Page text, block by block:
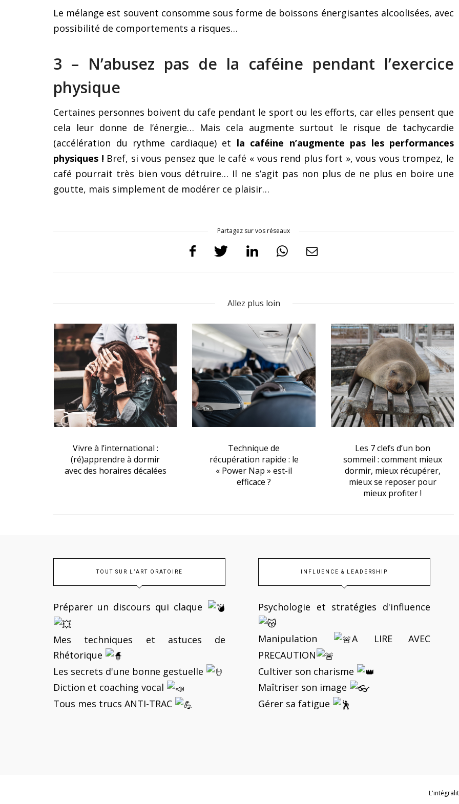
Le mélange est souvent consomme sous forme de boissons énergisantes alcoolisées, avec
possibilité de comportements a risques…
3 – N’abusez pas de la caféine pendant l’exercice
physique
Certaines personnes boivent du cafe pendant le sport ou les efforts, car elles pensent que
cela leur donne de l’énergie… Mais cela augmente surtout le risque de tachycardie
(accélération du rythme cardiaque) et la caféine n’augmente pas les performances
physiques ! Bref, si vous pensez que le café « vous rend plus fort », vous vous trompez, le
café pourrait très bien vous détruire… Il ne s’agit pas non plus de ne plus en boire une
goutte, mais simplement de modérer ce plaisir…
Partagez sur vos réseaux
Allez plus loin
Technique de
récupération rapide : le
« Power Nap » est-il
Les 7 clefs d’un bon
sommeil : comment mieux
dormir, mieux récupérer,
mieux se reposer pour
Technique de leadership :
mieux maîtriser son
sommeil pour décupler
son influence et son
pouvoir d’action
Surmonter son trac et ses
« l’identification au soi »
surmonter le trac et les
émotions
public !
TOUT SUR L’ART ORATOIRE
Préparer un discours qui claque
Mes techniques et astuces de
Rhétorique
Les secrets d'une bonne gestuelle
Diction et coaching vocal
Tous mes trucs ANTI-TRAC
INFLUENCE & LEADERSHIP
Psychologie et stratégies d'influence
Manipulation
A LIRE AVEC
PRECAUTION
Cultiver son charisme
Maîtriser son image
Gérer sa fatigue